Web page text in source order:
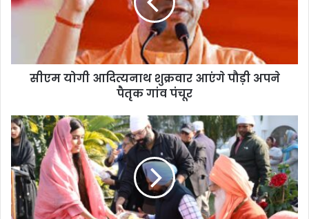
सीएम योगी आदित्यनाथ शुक्रवार आएंगे पौड़ी अपने
पैतृक गांव पंचूर